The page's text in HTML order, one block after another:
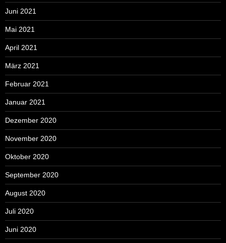
Juni 2021
Mai 2021
April 2021
März 2021
Februar 2021
Januar 2021
Dezember 2020
November 2020
Oktober 2020
September 2020
August 2020
Juli 2020
Juni 2020